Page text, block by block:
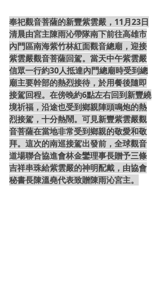
奉祀觀音菩薩的新豐紫雲嚴，11月23日
清晨由宮主陳雨沁帶隊南下前往高雄市
內門區南海紫竹林紅面觀音總廟，迎接
紫雲嚴觀音菩薩回駕。當天中午紫雲嚴
信眾一行約30人抵達內門總廟時受到總
廟主要幹部的熱烈接待，於用餐後隨即
接駕回程。在傍晚約6點左右回到新豐繞
境祈福，沿途也受到鄉親陣頭鳴炮的熱
烈接駕，十分熱鬧。可見新豐紫雲嚴觀
音菩薩在當地非常受到鄉親的敬愛和敬
拜。這次的南巡接駕出發前，全球觀音
道場聯合協進會林金鑾理事長贈予三條
吉祥串珠給紫雲嚴的神明配戴，由協會
秘書長陳溫堯代表致贈陳雨沁宮主。